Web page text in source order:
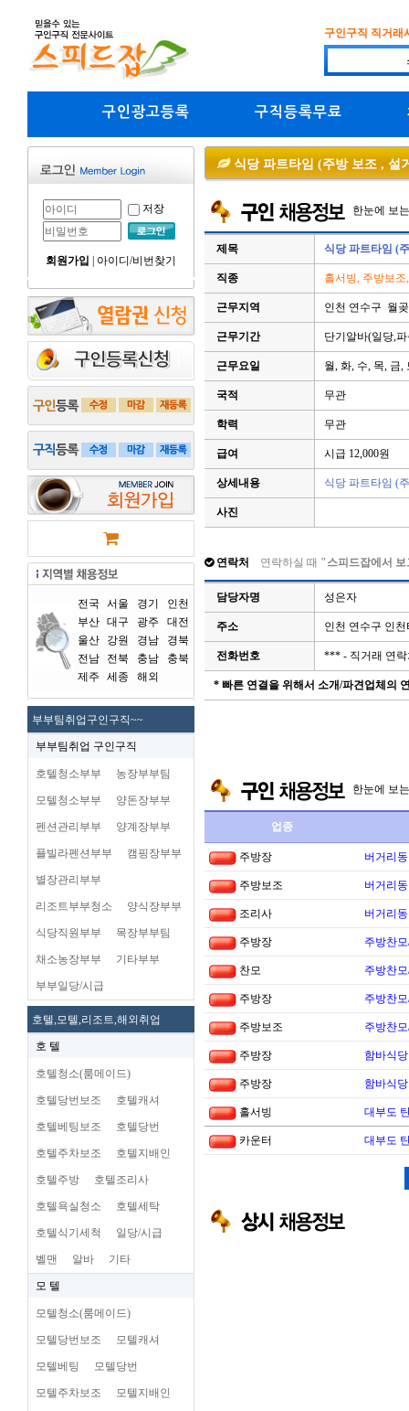
구인구직 직거래
구인광고등록 구직등록무료
저장
회원가입 아이디/비번찾기
전국 서울 경기
인천
부산 대구 광주
대전
울산
강원 경남
경북
전남
전북 충남
충북
제주
세종 해외
부부팀취업구인구직~~
부부팀취업 구인구직
호텔청소부부 농장부부팀
모텔청소부부 양돈장부부
펜션관리부부 양계장부부
플빌라펜션부부 캠핑장부부
별장관리부부
리조트부부청소 양식장부부
식당직원부부 목장부부팀
채소농장부부 기타부부
부부일당/시급
호텔,모텔,리조트,해외취업
호 텔
호텔청소(룸메이드)
호텔당번보조 호텔캐셔
호텔베팅보조 호텔당번
호텔주차보조 호텔지배인
호텔주방 호텔조리사
호텔욕실청소 호텔세탁
호텔식기세척 일당/시급
벨맨 알바 기타
모 텔
모텔청소(룸메이드)
모텔당번보조 모텔캐셔
모텔베팅 모텔당번
모텔주차보조 모텔지배인
식당 파트타임 (주방 보조 , 설
한눈에 보
제목 식당 파트타임 (
직종 홀서빙, 주방보조
근무지역 인천 연수구 월곶
근무기간 단기알바(일당,
근무요일 월, 화, 수, 목, 금,
국적 무관
학력 무관
급여 시급 12,000원
상세내용 식당 파트타임 (
사진
연락처 연락하실 때 "스피드잡에서
담당자명 성은자
주소 인천 연수구 인
전화번호 *** - 직거래 연
* 빠른 연결을 위해서 소개/파견업체의
한눈에 보
업종
주방장 버거리
주방보조 버거리
조리사 버거리
주방장 주방찬
찬모 주방찬
주방장 주방찬
주방보조 주방찬
주방장 함바식
주방장 함바식
홀서빙 대부도
카운터 대부도